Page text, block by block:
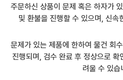
주문하신 상품이 문제 혹은 하자가
및 환불을 진행할 수 있으며, 신속
문제가 있는 제품에 한하여 물건 회
진행되며, 검수 완료 후 정상으로 확
려울 수 있습